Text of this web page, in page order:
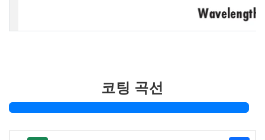
코팅 곡선